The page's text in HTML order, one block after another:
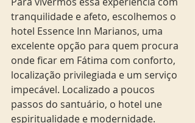
tranquilidade e afeto, escolhemos o
hotel Essence Inn Marianos, uma
excelente opção para quem procura
onde ficar em Fátima com conforto,
localização privilegiada e um serviço
impecável. Localizado a poucos
passos do santuário, o hotel une
espiritualidade e modernidade.